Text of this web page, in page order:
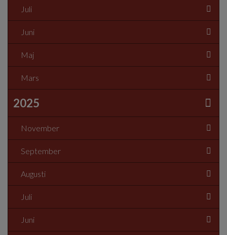
Juli
Juni
Maj
Mars
2025
November
September
Augusti
Juli
Juni